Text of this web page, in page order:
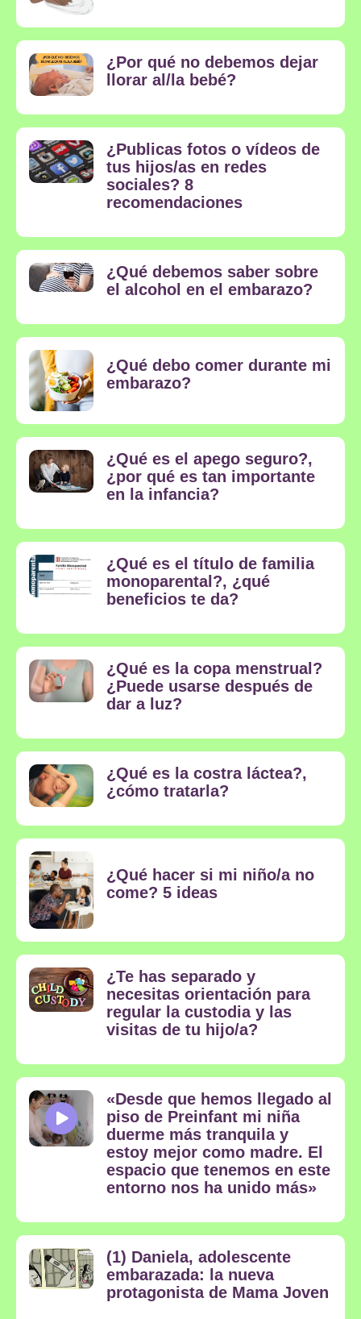
¿Por qué no debemos dejar
llorar al/la bebé?
¿Publicas fotos o vídeos de
tus hijos/as en redes
sociales? 8
recomendaciones
¿Qué debemos saber sobre
el alcohol en el embarazo?
¿Qué debo comer durante mi
embarazo?
¿Qué es el apego seguro?,
¿por qué es tan importante
en la infancia?
¿Qué es el título de familia
monoparental?, ¿qué
beneficios te da?
¿Qué es la copa menstrual?
¿Puede usarse después de
dar a luz?
¿Qué es la costra láctea?,
¿cómo tratarla?
¿Qué hacer si mi niño/a no
come? 5 ideas
¿Te has separado y
necesitas orientación para
regular la custodia y las
visitas de tu hijo/a?
«Desde que hemos llegado al
piso de Preinfant mi niña
duerme más tranquila y
estoy mejor como madre. El
espacio que tenemos en este
entorno nos ha unido más»
(1) Daniela, adolescente
embarazada: la nueva
protagonista de Mama Joven